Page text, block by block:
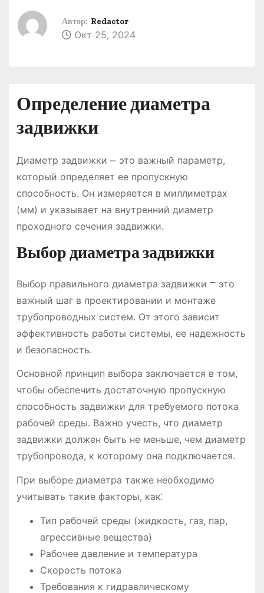
Автор: Redactor
Окт 25, 2024
Определение диаметра
задвижки
Диаметр задвижки ⎼ это важный параметр,
который определяет ее пропускную
способность. Он измеряется в миллиметрах
(мм) и указывает на внутренний диаметр
проходного сечения задвижки.
Выбор диаметра задвижки
Выбор правильного диаметра задвижки ⎻ это
важный шаг в проектировании и монтаже
трубопроводных систем. От этого зависит
эффективность работы системы, ее надежность
и безопасность.
Основной принцип выбора заключается в том,
чтобы обеспечить достаточную пропускную
способность задвижки для требуемого потока
рабочей среды. Важно учесть, что диаметр
задвижки должен быть не меньше, чем диаметр
трубопровода, к которому она подключается.
При выборе диаметра также необходимо
учитывать такие факторы, как⁚
Тип рабочей среды (жидкость, газ, пар,
агрессивные вещества)
Рабочее давление и температура
Скорость потока
Требования к гидравлическому